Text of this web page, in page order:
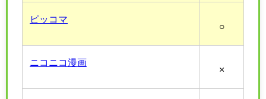
ピッコマ
○
ニコニコ漫画
×